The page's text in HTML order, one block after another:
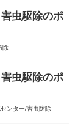
虫駆除のポ
除
虫駆除のポ
ンター 害虫防除